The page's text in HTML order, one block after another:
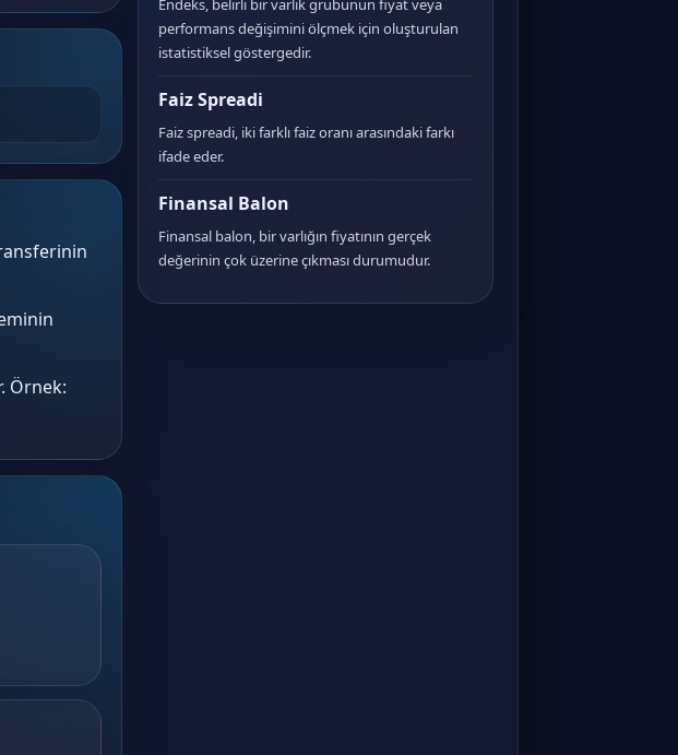
Örnek:
Endeks, belirli bir varlık grubunun fiyat veya
performans değişimini ölçmek için oluşturulan
istatistiksel göstergedir.
Faiz Spreadi
Faiz spreadi, iki farklı faiz oranı arasındaki farkı
ifade eder.
Finansal Balon
Finansal balon, bir varlığın fiyatının gerçek
değerinin çok üzerine çıkması durumudur.